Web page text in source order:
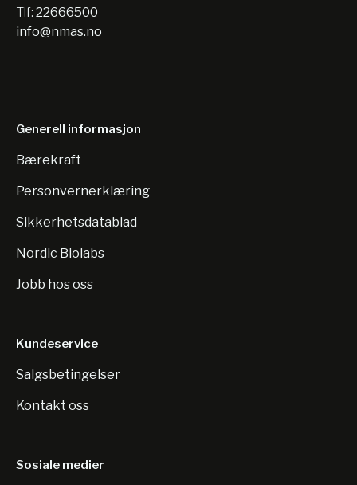
Tlf: 22666500
info@nmas.no
Generell informasjon
Bærekraft
Personvernerklæring
Sikkerhetsdatablad
Nordic Biolabs
Jobb hos oss
Kundeservice
Salgsbetingelser
Kontakt oss
Sosiale medier